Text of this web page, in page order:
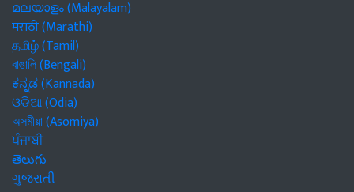
മലയാളം (Malayalam)
मराठी (Marathi)
தமிழ் (Tamil)
বাঙালি (Bengali)
ಕನ್ನಡ (Kannada)
ଓଡିଆ (Odia)
অসমীয়া (Asomiya)
ਪੰਜਾਬੀ
తెలుగు
ગુજરાતી